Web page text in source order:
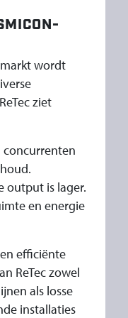
wordt
ziet
concurrenten
output is lager.
en energie
efficiënte
ReTec zowel
als losse
installaties